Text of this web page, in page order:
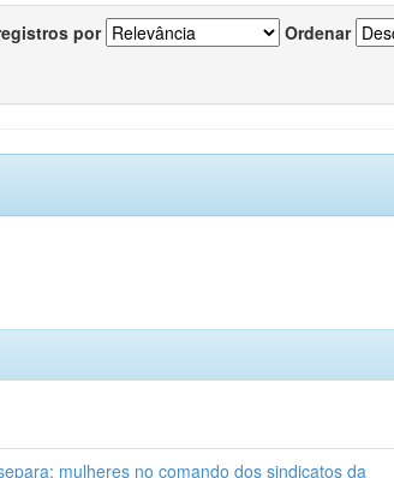
por Ordenar
mulheres no comando dos sindicatos da